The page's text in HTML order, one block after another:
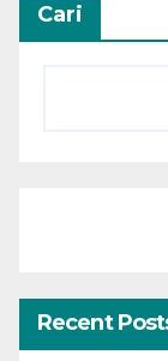
Cari
Recent